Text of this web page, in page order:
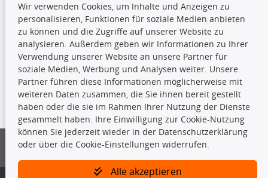
TecDoc Inside
Die hier angezeigten Daten insbesondere die gesamte Datenbank dürfen
nicht kopiert werden.
Es ist zu unterlassen, die Daten oder die gesamte Datenbank ohne
vorherige Zustimmung von TecDoc zu vervielfältigen, zu verbreiten
und/oder diese Handlungen durch Dritte ausführen zu lassen. Ein
Bitte prüfen Sie, ob das über unseren Onlineshop identifizierte Ersatzteil
Wir verwenden Cookies, um Inhalte und Anzeigen zu
personalisieren, Funktionen für soziale Medien anbieten
zu können und die Zugriffe auf unserer Website zu
analysieren. Außerdem geben wir Informationen zu Ihrer
Verwendung unserer Website an unsere Partner für
soziale Medien, Werbung und Analysen weiter. Unsere
Partner führen diese Informationen möglicherweise mit
weiteren Daten zusammen, die Sie ihnen bereit gestellt
haben oder die sie im Rahmen Ihrer Nutzung der Dienste
gesammelt haben. Ihre Einwilligung zur Cookie-Nutzung
können Sie jederzeit wieder in der Datenschutzerklärung
oder über die Cookie-Einstellungen widerrufen.
Alle akzeptieren